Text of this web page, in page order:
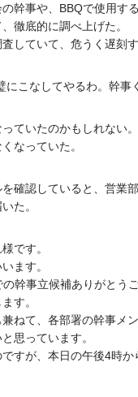
幹事や、BBQで使用す
徹底的に調べ上げた。
していて、危うく遅刻
にこなしてやるわ。幹事
ていたのかもしれない。
なっていた。
確認していると、営業
た。
です。
ます。
幹事立候補ありがとうご
す。
ねて、各部署の幹事メ
思っています。
すが、本日の午後4時か